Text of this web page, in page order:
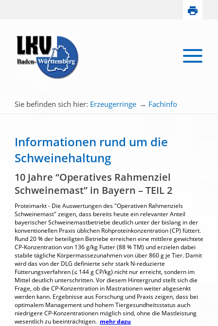
Sie befinden sich hier: Erzeugerringe → Fachinfo
Informationen rund um die
Schweinehaltung
10 Jahre “Operatives Rahmenziel
Schweinemast” in Bayern – TEIL 2
Proteimarkt - Die Auswertungen des "Operativen Rahmenziels
Schweinemast" zeigen, dass bereits heute ein relevanter Anteil
bayerischer Schweinemastbetriebe deutlich unter der bislang in der
konventionellen Praxis üblichen Rohproteinkonzentration (CP) füttert.
Rund 20 % der beteiligten Betriebe erreichen eine mittlere gewichtete
CP-Konzentration von 136 g/kg Futter (88 % TM) und erzielen dabei
stabile tägliche Körpermassezunahmen von über 860 g je Tier. Damit
wird das von der DLG definierte sehr stark N-reduzierte
Fütterungsverfahren (≤ 144 g CP/kg) nicht nur erreicht, sondern im
Mittel deutlich unterschritten. Vor diesem Hintergrund stellt sich die
Frage, ob die CP-Konzentration in Mastrationen weiter abgesenkt
werden kann. Ergebnisse aus Forschung und Praxis zeigen, dass bei
optimalem Management und hohem Tiergesundheitsstatus auch
niedrigere CP-Konzentrationen möglich sind, ohne die Mastleistung
wesentlich zu beeinträchtigen. mehr dazu